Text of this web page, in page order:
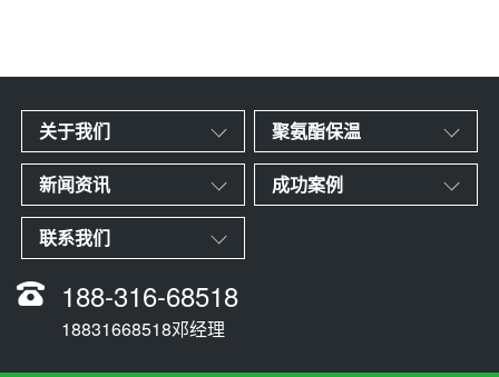
关于我们 聚氨酯保温
新闻资讯 成功案例
联系我们
188-316-68518
18831668518邓经理